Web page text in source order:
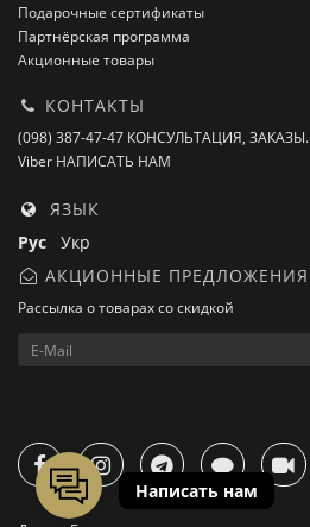
Подарочные сертификаты
Партнёрская программа
Акционные товары
КОНТАКТЫ
(098) 387-47-47 КОНСУЛЬТАЦИЯ, ЗАКАЗЫ.
Viber НАПИСАТЬ НАМ
ЯЗЫК
Рус Укр
АКЦИОННЫЕ ПРЕДЛОЖЕНИЯ
Рассылка о товарах со скидкой